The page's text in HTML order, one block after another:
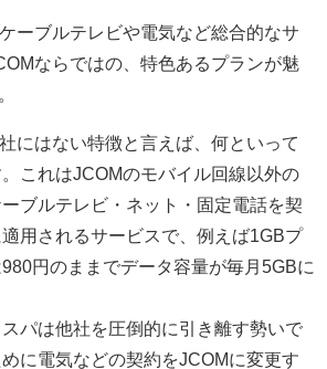
ーブルテレビや電気など総合的なサ
ならではの、特色あるプランが魅
にはない特徴と言えば、何といって
これはJCOMのモバイル回線以外の
ブルテレビ・ネット・固定電話を契
用されるサービスで、例えば1GBプ
円のままでデータ容量が毎月5GBに
パは他社を圧倒的に引き離す勢いで
に電気などの契約をJCOMに変更す